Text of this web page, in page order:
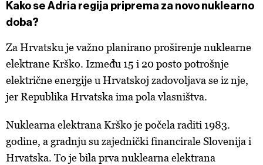
kolačića. Kolačiće u bilo kojem trenutku možete ponovno
ažurirati klikom na „Prikaži detalje“. Privolu možete u bilo
Kako se Adria regija priprema za novo nuklearno
doba?
Za Hrvatsku je važno planirano proširenje nuklearne
elektrane Krško. Između 15 i 20 posto potrošnje
električne energije u Hrvatskoj zadovoljava se iz nje,
jer Republika Hrvatska ima pola vlasništva.
Nuklearna elektrana Krško je počela raditi 1983.
godine, a gradnju su zajednički financirale Slovenija i
Hrvatska. To je bila prva nuklearna elektrana